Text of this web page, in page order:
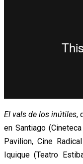
El vals de los inútiles,
en Santiago
Pavilion, Cine
Iquique (Teatro